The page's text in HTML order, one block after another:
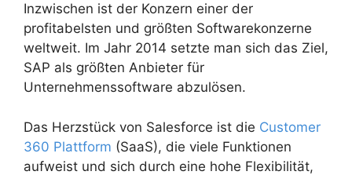
Inzwischen ist der Konzern einer der
profitabelsten und größten Softwarekonzerne
weltweit. Im Jahr 2014 setzte man sich das Ziel,
SAP als größten Anbieter für
Unternehmenssoftware abzulösen.
Das Herzstück von Salesforce ist die Customer
360 Plattform (SaaS), die viele Funktionen
aufweist und sich durch eine hohe Flexibilität,